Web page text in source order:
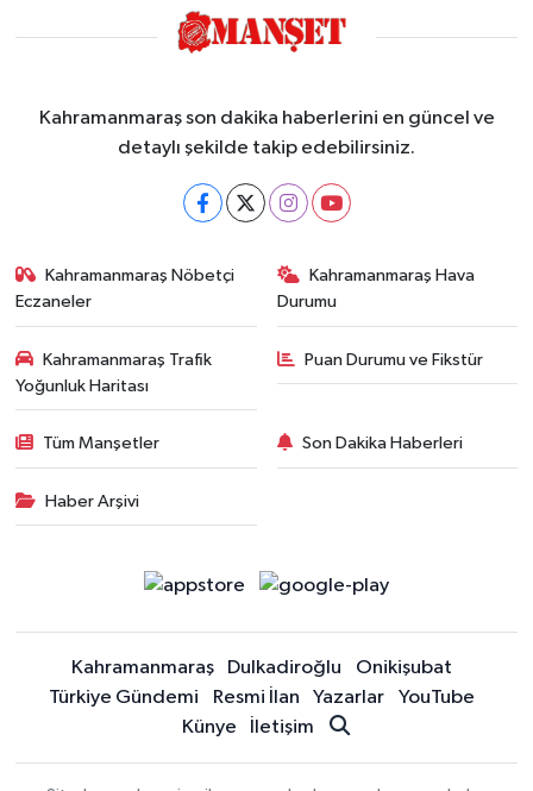
Kahramanmaraş son dakika haberlerini en güncel ve
detaylı şekilde takip edebilirsiniz.
Kahramanmaraş Nöbetçi
Eczaneler
Kahramanmaraş Hava
Durumu
Kahramanmaraş Trafik
Yoğunluk Haritası
Puan Durumu ve Fikstür
Tüm Manşetler Son Dakika Haberleri
Haber Arşivi
Kahramanmaraş Dulkadiroğlu
Onikişubat
Türkiye Gündemi
Resmi İlan Yazarlar
YouTube
Künye
İletişim